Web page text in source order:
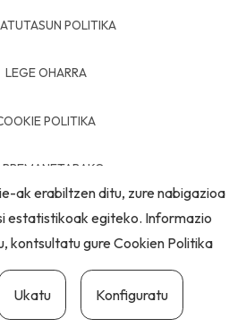
POLITIKA
LEGE OHARRA
POLITIKA
ak erabiltzen ditu, zure nabigazioa
estatistikoak egiteko. Informazio
kontsultatu gureCookien Politika
Ukatu Konfiguratu